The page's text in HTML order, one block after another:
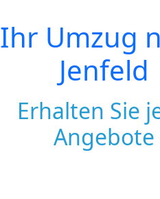
Ihr Umzug
Jenfeld
Erhalten Sie
Angebote